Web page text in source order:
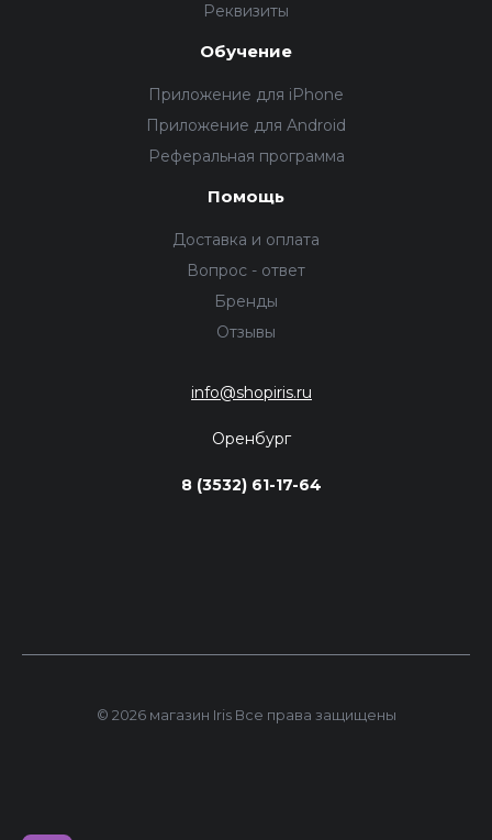
Реквизиты
Обучение
Приложение для iPhone
Приложение для Android
Реферальная программа
Помощь
Доставка и оплата
Вопрос - ответ
Бренды
Отзывы
info@shopiris.ru
Оренбург
8 (3532) 61-17-64
© 2026 магазин Iris Все права защищены